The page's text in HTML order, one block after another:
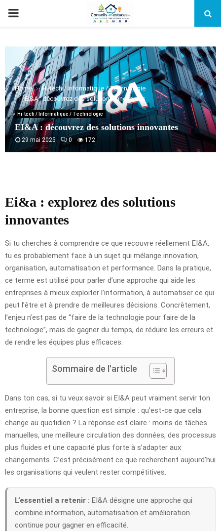
PRIMARY
Home
Hi-tech / Informatique / Technologie
EI&A : découvrez des solutions innovantes
Hi-tech / Informatique / Technologie
EI&A : découvrez des solutions innovantes
29 mai 2025 0 172
Ei&a : explorez des solutions
innovantes
Si tu cherches à comprendre ce que recouvre réellement EI&A,
tu es probablement face à un sujet qui mélange innovation,
organisation, automatisation et performance. Dans la pratique,
ce terme est utilisé pour parler d’une approche qui aide les
entreprises à mieux exploiter l’information, à automatiser ce qui
peut l’être et à prendre de meilleures décisions. Concrètement,
l’enjeu n’est pas de “faire de la technologie pour faire de la
technologie”, mais de gagner du temps, de réduire les erreurs et
de rendre les équipes plus efficaces.
Sommaire de l'article
Dans ton cas, si tu veux savoir si EI&A peut vraiment servir ton
entreprise, la bonne question est simple : qu’est-ce que cela
change au quotidien ? La réponse est claire : moins de tâches
manuelles, une meilleure circulation des données, des processus
plus fluides et une capacité plus forte à s’adapter aux
changements. C’est précisément ce que recherchent aujourd’hui
les organisations qui veulent rester compétitives.
L’essentiel a retenir : EI&A désigne une approche qui
combine information, automatisation et amélioration
continue pour gagner en efficacité.